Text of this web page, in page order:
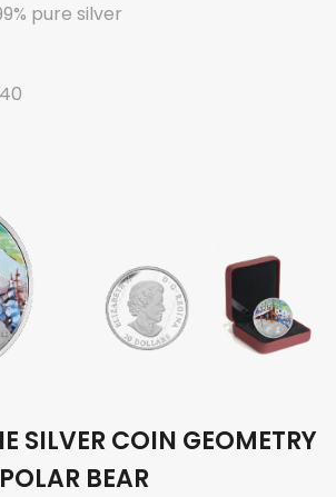
pure silver
SILVER COIN GEOMETRY
BEAR